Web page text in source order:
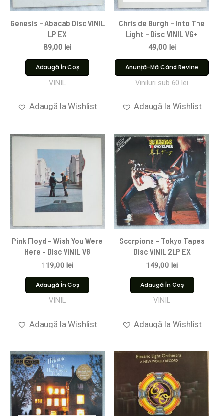
Genesis – Abacab Disc VINIL
LP EX
89,00 lei
Adaugă În Coș
VINIL
Adaugă la Wishlist
Chris de Burgh – Into The
Light – Disc VINIL VG+
49,00 lei
Anunță-Mă Când Revine
Viniluri sub 60 lei
Adaugă la Wishlist
Pink Floyd ‎– Wish You Were
Here – Disc VINIL VG
119,00 lei
Adaugă În Coș
VINIL
Adaugă la Wishlist
Scorpions ‎– Tokyo Tapes
Disc VINIL 2LP EX
149,00 lei
Adaugă În Coș
VINIL
Adaugă la Wishlist